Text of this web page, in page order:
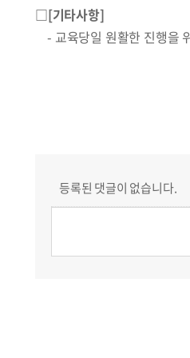
□[기타사항]
- 교육당일 원활한 진행을
등록된 댓글이 없습니다.